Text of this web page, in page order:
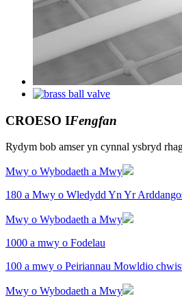
CROESO IFengfan
Rydym bob amser yn cynnal ysbryd
Mwy o Wybodaeth a Mwy
180 a Mwy o Wledydd Yn Yr
Mwy o Wybodaeth a Mwy
1000 a mwy o Fodelau
100 a mwy o Peiriannau Mowldio
Mwy o Wybodaeth a Mwy